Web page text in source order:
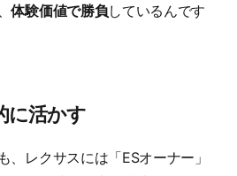
体験価値で勝負しているんです
に活かす
、レクサスには「ESオーナー」